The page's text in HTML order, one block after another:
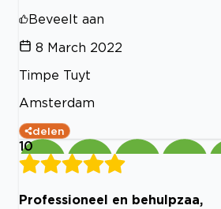
Beveelt aan
8 March 2022
Timpe Tuyt
Amsterdam
delen
10
Professioneel en behulpzaa,